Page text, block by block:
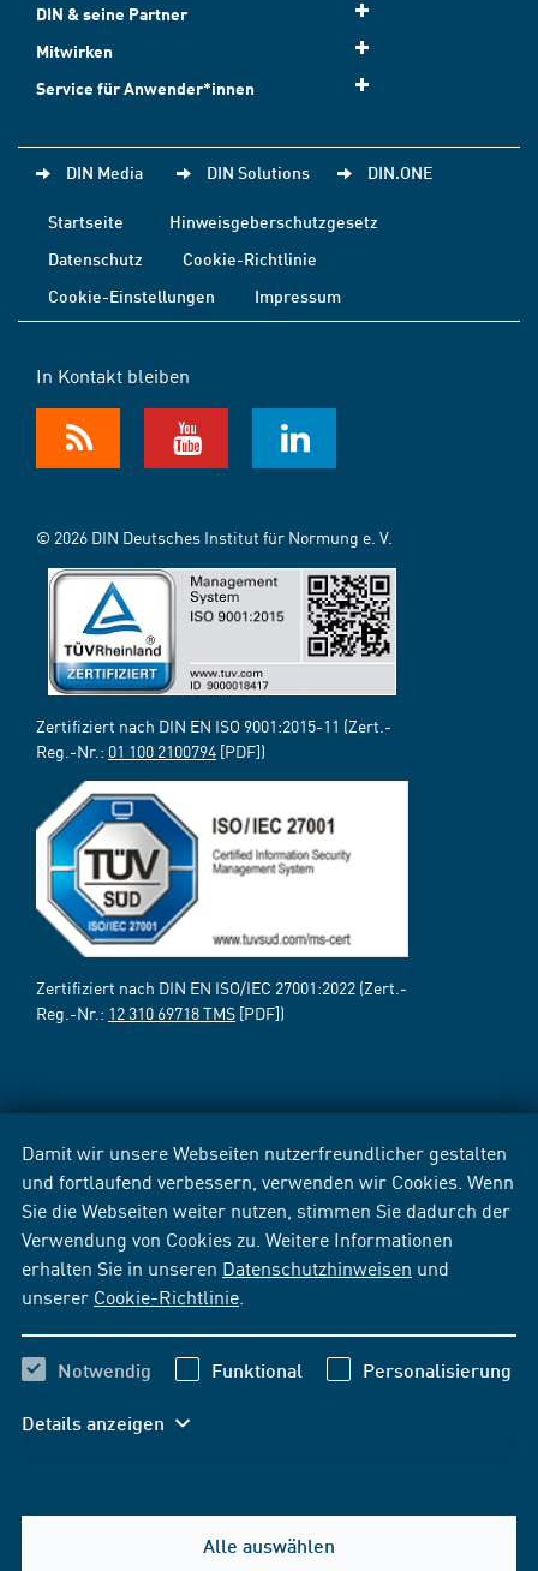
Damit wir unsere Webseiten nutzerfreundlicher gestalten
und fortlaufend verbessern, verwenden wir Cookies. Wenn
Sie die Webseiten weiter nutzen, stimmen Sie dadurch der
Verwendung von Cookies zu. Weitere Informationen
erhalten Sie in unseren Datenschutzhinweisen und
unserer Cookie-Richtlinie
Notwendig Funktional Personalisierung
Details anzeigen
Alle auswählen
DIN & seine Partner
Mitwirken
Service für Anwender*innen
DIN Media DIN Solutions DIN.ONE
Startseite
Hinweisgeberschutzgesetz
Datenschutz
Cookie-Richtlinie
Cookie-Einstellungen
Impressum
In Kontakt bleiben
© 2026 DIN Deutsches Institut für Normung e. V.
Zertifiziert nach DIN EN ISO 9001:2015-11 (Zert.-
Reg.-Nr.: 01 100 2100794 [PDF])
Zertifiziert nach DIN EN ISO/IEC 27001:2022 (Zert.-
Reg.-Nr.: 12 310 69718 TMS [PDF])